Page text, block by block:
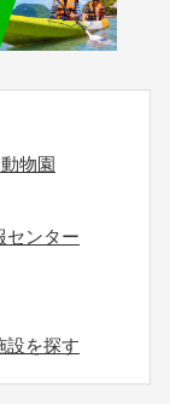
物園
センター
設を探す